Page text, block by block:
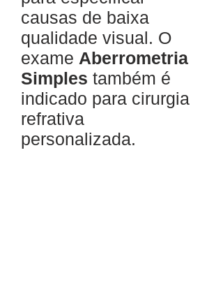
causas de baixa
qualidade visual. O
exame Aberrometria
Simples também é
indicado para cirurgia
refrativa
personalizada.